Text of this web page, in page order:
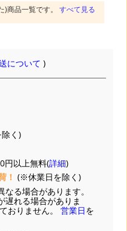
商品一覧です。 すべて見る
について )
く)
円以上無料(詳細)
！ (※休業日を除く)
る場合があります。
遅れる場合がありま
おりません。 営業日を